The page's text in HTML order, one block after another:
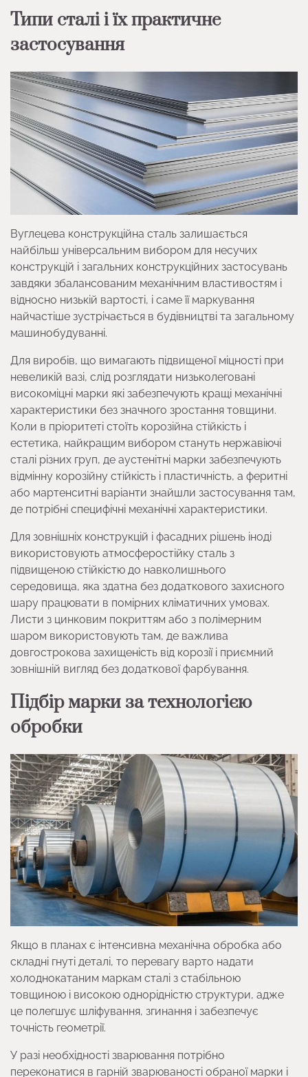
Типи сталі і їх практичне
застосування
Вуглецева конструкційна сталь залишається
найбільш універсальним вибором для несучих
конструкцій і загальних конструкційних застосувань
завдяки збалансованим механічним властивостям і
відносно низькій вартості, і саме її маркування
найчастіше зустрічається в будівництві та загальному
машинобудуванні.
Для виробів, що вимагають підвищеної міцності при
невеликій вазі, слід розглядати низьколеговані
високоміцні марки які забезпечують кращі механічні
характеристики без значного зростання товщини.
Коли в пріоритеті стоїть корозійна стійкість і
естетика, найкращим вибором стануть нержавіючі
сталі різних груп, де аустенітні марки забезпечують
відмінну корозійну стійкість і пластичність, а феритні
або мартенситні варіанти знайшли застосування там,
де потрібні специфічні механічні характеристики.
Для зовнішніх конструкцій і фасадних рішень іноді
використовують атмосферостійку сталь з
підвищеною стійкістю до навколишнього
середовища, яка здатна без додаткового захисного
шару працювати в помірних кліматичних умовах.
Листи з цинковим покриттям або з полімерним
шаром використовують там, де важлива
довгострокова захищеність від корозії і приємний
зовнішній вигляд без додаткової фарбування.
Підбір марки за технологією
обробки
Якщо в планах є інтенсивна механічна обробка або
складні гнуті деталі, то перевагу варто надати
холоднокатаним маркам сталі з стабільною
товщиною і високою однорідністю структури, адже
це полегшує шліфування, згинання і забезпечує
точність геометрії.
У разі необхідності зварювання потрібно
переконатися в гарній зварюваності обраної марки і